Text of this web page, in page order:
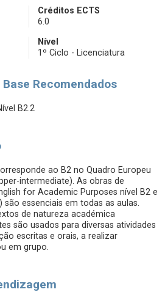
Créditos ECTS
6.0
Nível
1º Ciclo - Licenciatura
Recomendados
B2.2
ao B2 no Quadro Europeu
intermediate). As obras de
for Academic Purposes nível B2 e
essenciais em todas as aulas.
de natureza académica
são usados para diversas atividades
escritas e orais, a realizar
em grupo.